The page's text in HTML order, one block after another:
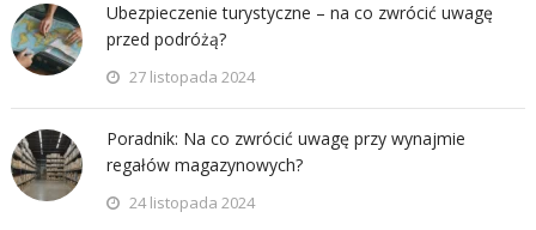
Ubezpieczenie turystyczne – na co zwrócić uwagę
przed podróżą?
27 listopada 2024
Poradnik: Na co zwrócić uwagę przy wynajmie
regałów magazynowych?
24 listopada 2024